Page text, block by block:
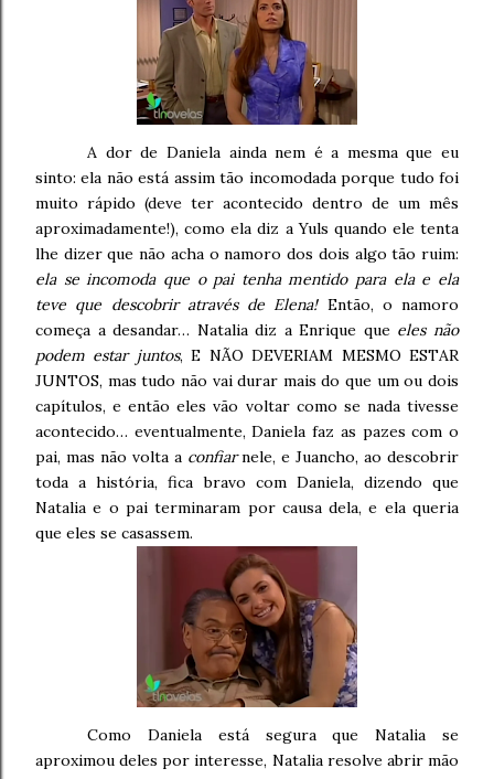
A dor de Daniela ainda nem é a mesma que eu
sinto: ela não está assim tão incomodada porque tudo foi
muito rápido (deve ter acontecido dentro de um mês
aproximadamente!), como ela diz a Yuls quando ele tenta
lhe dizer que não acha o namoro dos dois algo tão ruim:
ela se incomoda que o pai tenha mentido para ela e ela
teve que descobrir através de Elena!Então, o namoro
começa a desandar… Natalia diz a Enrique que eles não
podem estar juntos, E NÃO DEVERIAM MESMO ESTAR
JUNTOS, mas tudo não vai durar mais do que um ou dois
capítulos, e então eles vão voltar como se nada tivesse
acontecido… eventualmente, Daniela faz as pazes com o
pai, mas não volta a confiarnele, e Juancho, ao descobrir
toda a história, fica bravo com Daniela, dizendo que
Natalia e o pai terminaram por causa dela, e ela queria
que eles se casassem.
Como Daniela está segura que Natalia se
aproximou deles por interesse, Natalia resolve abrir mão